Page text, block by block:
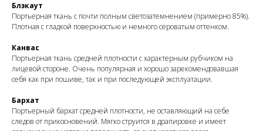
Блэкаут
Портьерная ткань с почти полным светозатемнением (примерно 85%).
Плотная с гладкой поверхностью и немного сероватым оттенком.
Канвас
Портьерная ткань средней плотности с характерным рубчиком на
лицевой стороне. Очень популярная и хорошо зарекомендовавшая
себя как при пошиве, так и при последующей эксплуатации.
Бархат
Портьерный бархат средней плотности, не оставляющий на себе
следов от прикосновений. Мягко струится в драпировке и имеет